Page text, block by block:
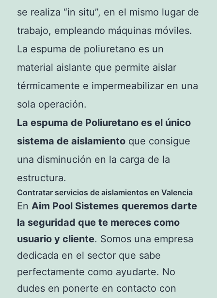
se realiza “in situ”, en el mismo lugar de
trabajo, empleando máquinas móviles.
La espuma de poliuretano es un
material aislante que permite aislar
térmicamente e impermeabilizar en una
sola operación.
La espuma de Poliuretano es el único
sistema de aislamiento que consigue
una disminución en la carga de la
estructura.
Contratar servicios de aislamientos en Valencia
En Aim Pool Sistemes queremos darte
la seguridad que te mereces como
usuario y cliente. Somos una empresa
dedicada en el sector que sabe
perfectamente como ayudarte. No
dudes en ponerte en contacto con